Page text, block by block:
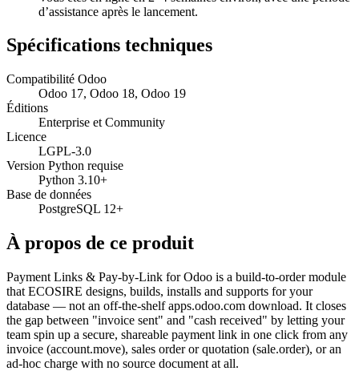
d’assistance après le lancement.
Spécifications techniques
Compatibilité Odoo
Odoo 17, Odoo 18, Odoo 19
Éditions
Enterprise et Community
Licence
LGPL-3.0
Version Python requise
Python 3.10+
Base de données
PostgreSQL 12+
À propos de ce produit
Payment Links & Pay-by-Link for Odoo is a build-to-order module
that ECOSIRE designs, builds, installs and supports for your
database — not an off-the-shelf apps.odoo.com download. It closes
the gap between "invoice sent" and "cash received" by letting your
team spin up a secure, shareable payment link in one click from any
invoice (account.move), sales order or quotation (sale.order), or an
ad-hoc charge with no source document at all.